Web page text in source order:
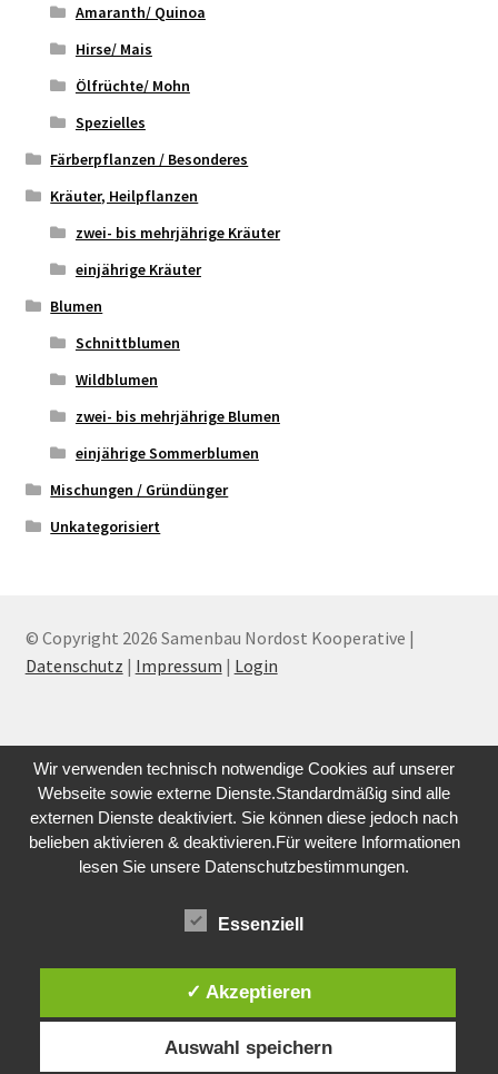
Amaranth/ Quinoa
Hirse/ Mais
Ölfrüchte/ Mohn
Spezielles
Färberpflanzen / Besonderes
Kräuter, Heilpflanzen
zwei- bis mehrjährige Kräuter
einjährige Kräuter
Blumen
Schnittblumen
Wildblumen
zwei- bis mehrjährige Blumen
einjährige Sommerblumen
Mischungen / Gründünger
Unkategorisiert
© Copyright 2026 Samenbau Nordost Kooperative |
Datenschutz | Impressum | Login
Wir verwenden technisch notwendige Cookies auf unserer
Webseite sowie externe Dienste.Standardmäßig sind alle
externen Dienste deaktiviert. Sie können diese jedoch nach
belieben aktivieren & deaktivieren.Für weitere Informationen
lesen Sie unsere Datenschutzbestimmungen.
Essenziell
✓ Akzeptieren
Auswahl speichern